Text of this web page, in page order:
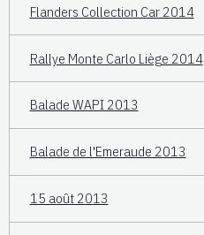
Flanders Collection Car 2014
Rallye Monte Carlo Liège 2014
Balade WAPI 2013
Balade de l'Emeraude 2013
15 août 2013